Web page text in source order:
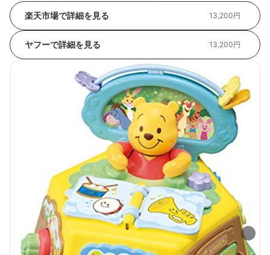
楽天市場で詳細を見る 13,200円
ヤフーで詳細を見る 13,200円